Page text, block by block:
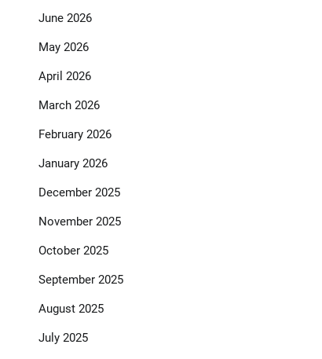
June 2026
May 2026
April 2026
March 2026
February 2026
January 2026
December 2025
November 2025
October 2025
September 2025
August 2025
July 2025